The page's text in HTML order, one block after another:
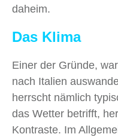
daheim.
Das Klima
Einer der Gründe,
nach Italien
herrscht nämlich
das Wetter betrifft,
Kontraste. Im